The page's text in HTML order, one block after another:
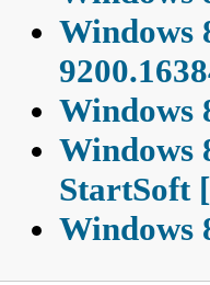
Windows
Windows
Windows
StartSoft
Windows